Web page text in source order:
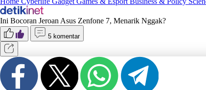
Ini Bocoran Jeroan Asus Zenfone 7, Menarik Nggak?
5 komentar